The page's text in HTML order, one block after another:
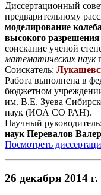
Диссертационный
предварительному
моделирование
высокого
соискание ученой
математических наук
Соискатель:
Работа выполнена в
бюджетном
им. В.Е. Зуева
наук (ИОА СО РАН).
Научный руководитель:
наук Перевалов
Посмотреть
26 декабря 2014 г.